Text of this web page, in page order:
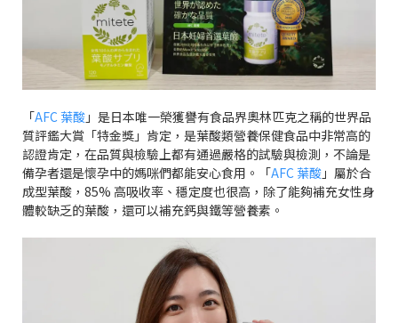
「AFC葉酸 」是日本唯一榮獲譽有食品界奧林匹克之稱的世界品
質評鑑大賞「特金獎」肯定，是葉酸類營養保健食品中非常高的
認證肯定，在品質與檢驗上都有通過嚴格的試驗與檢測，不論是
備孕者還是懷孕中的媽咪們都能安心食用。「AFC葉酸 」屬於合
成型葉酸， 85% 高吸收率、穩定度也很高，除了能夠補充女性身
體較缺乏的葉酸，還可以補充鈣與鐵等營養素。